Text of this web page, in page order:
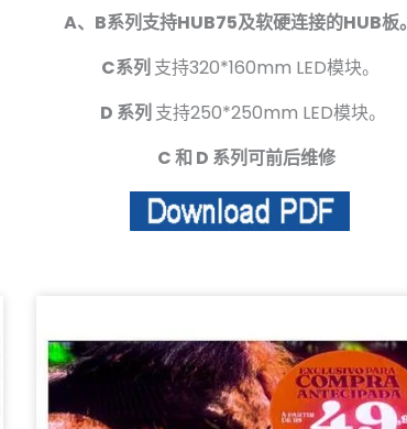
A、B系列支持HUB75及软硬连接的HUB板。
C系列 支持320*160mm LED模块。
D 系列 支持250*250mm LED模块。
C 和 D 系列可前后维修